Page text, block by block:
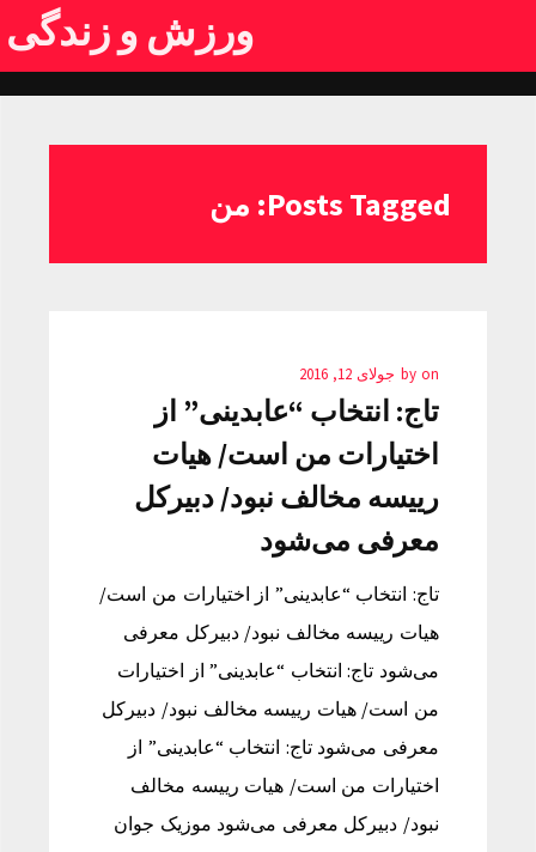
ورزش و زندگی
Posts Tagged: من
by on جولای 12, 2016
تاج: انتخاب “عابدینی” از
اختیارات من است/ هیات
رییسه مخالف نبود/ دبیرکل
معرفی می‌شود
تاج: انتخاب “عابدینی” از اختیارات من است/
هیات رییسه مخالف نبود/ دبیرکل معرفی
می‌شود تاج: انتخاب “عابدینی” از اختیارات
من است/ هیات رییسه مخالف نبود/ دبیرکل
معرفی می‌شود تاج: انتخاب “عابدینی” از
اختیارات من است/ هیات رییسه مخالف
نبود/ دبیرکل معرفی می‌شود موزیک جوان